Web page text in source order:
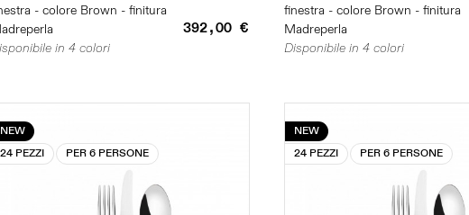
- colore Brown - finitura
392,00 €
in 4 colori
finestra - colore Brown - finitura
Madreperla
Disponibile in 4 colori
NEW
24 PEZZI
PER 6 PERSONE
NEW
24 PEZZI
PER 6 PERSONE